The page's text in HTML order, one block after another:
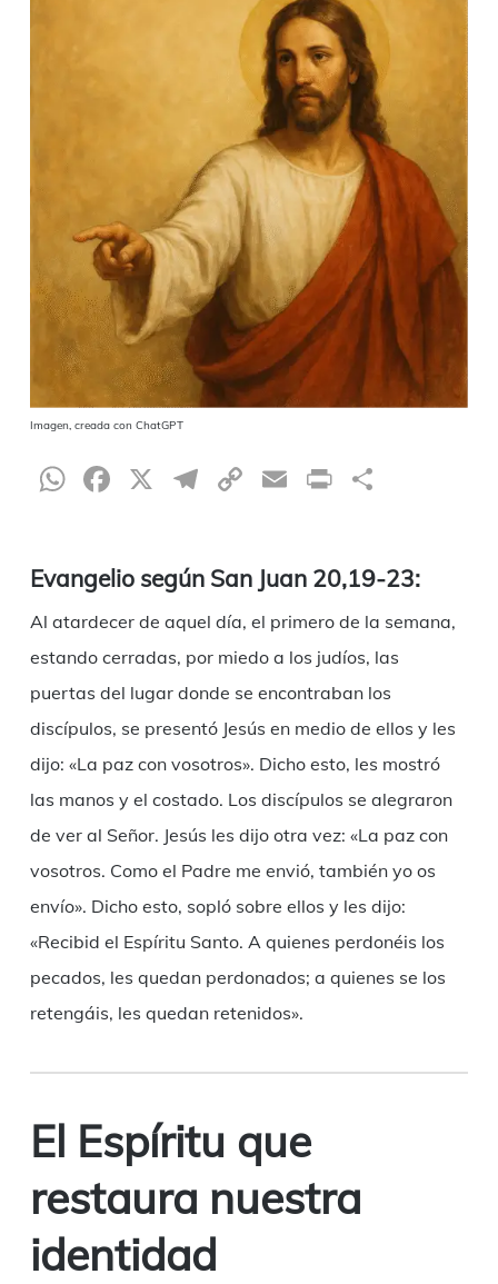
Imagen, creada con ChatGPT
WhatsApp
Facebook
X Telegram
CopyEmailPrint
Evangelio según San Juan 20,19-23:
Al atardecer de aquel día, el primero de la semana,
estando cerradas, por miedo a los judíos, las
puertas del lugar donde se encontraban los
discípulos, se presentó Jesús en medio de ellos y les
dijo: «La paz con vosotros». Dicho esto, les mostró
las manos y el costado. Los discípulos se alegraron
de ver al Señor. Jesús les dijo otra vez: «La paz con
vosotros. Como el Padre me envió, también yo os
envío». Dicho esto, sopló sobre ellos y les dijo:
«Recibid el Espíritu Santo. A quienes perdonéis los
pecados, les quedan perdonados; a quienes se los
retengáis, les quedan retenidos».
El Espíritu que
restaura nuestra
identidad